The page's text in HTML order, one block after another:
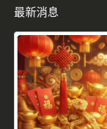
最新消息